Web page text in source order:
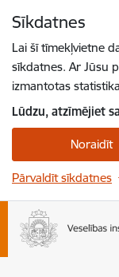
Sīkdatnes
Lai šī tīmekļvietne
sīkdatnes. Ar Jūsu
izmantotas
Lūdzu, atzīmējiet
Noraidīt
Pārvaldīt sīkdatnes